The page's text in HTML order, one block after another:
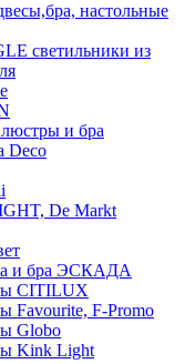
настольные
светильники из
и бра
Deco
De Markt
и бра ЭСКАДА
CITILUX
Favourite, F-Promo
Globo
Kink Light